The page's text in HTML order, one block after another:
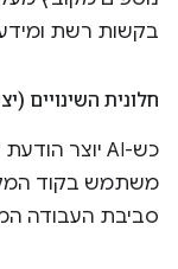
בקשות רשת ומידע
חלונית השינויים
כש-AI יוצר הודעת קומיט מהחלונית
משתמש בקוד
סביבת העבודה